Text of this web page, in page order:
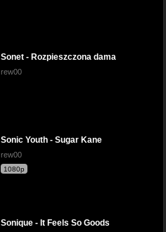
Sonet - Rozpieszczona dama
rew00
Sonic Youth - Sugar Kane
rew00
1080p
Sonique - It Feels So Goods